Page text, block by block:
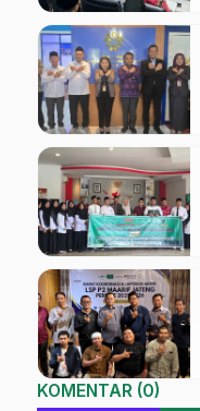
KOMENTAR (0)